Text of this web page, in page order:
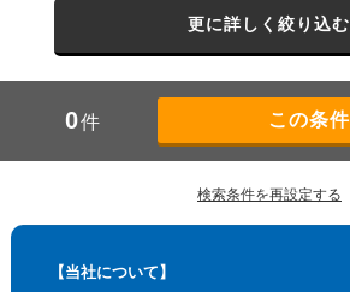
更に詳しく絞り込む
0件
検索条件を再設定する
【当社について】